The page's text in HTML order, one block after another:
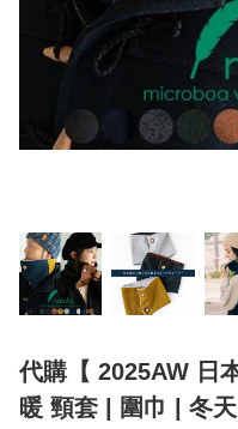
代購【 2025AW 日
暖 頸套 | 圍巾 | 冬